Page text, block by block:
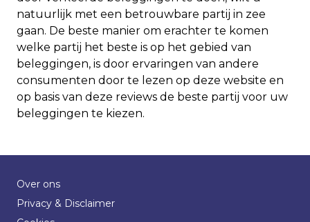
natuurlijk met een betrouwbare partij in zee
gaan. De beste manier om erachter te komen
welke partij het beste is op het gebied van
beleggingen, is door ervaringen van andere
consumenten door te lezen op deze website en
op basis van deze reviews de beste partij voor uw
beleggingen te kiezen.
Over ons
Privacy & Disclaimer